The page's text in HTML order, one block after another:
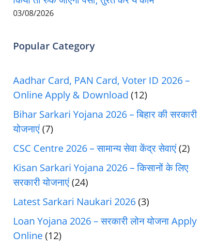
03/08/2026
Popular Category
Aadhar Card, PAN Card, Voter ID 2026 –
Online Apply & Download (12)
Bihar Sarkari Yojana 2026 – बिहार की सरकारी
योजनाएं(7)
CSC Centre 2026 – सामान्य सेवा केंद्र सेवाएं(2)
Kisan Sarkari Yojana 2026 – किसानों के लिए
सरकारी योजनाएं(24)
Latest Sarkari Naukari 2026(3)
Loan Yojana 2026 – सरकारी लोन योजना Apply
Online(12)